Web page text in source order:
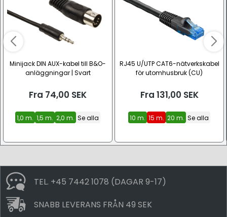
Minijack DIN AUX-kabel till B&O-
anläggningar | Svart
Fra 74,00 SEK
1,0 m. 1,5 m. 2,0 m. Se alla
RJ45 U/UTP CAT6-nätverkskabel
för utomhusbruk (CU)
Fra 131,00 SEK
10 m. 15 m. 20 m. Se alla
TEL. +45 7442 1078 (DAGAR 9-17)
SNABB LEVERANS FRÅN 49 SEK